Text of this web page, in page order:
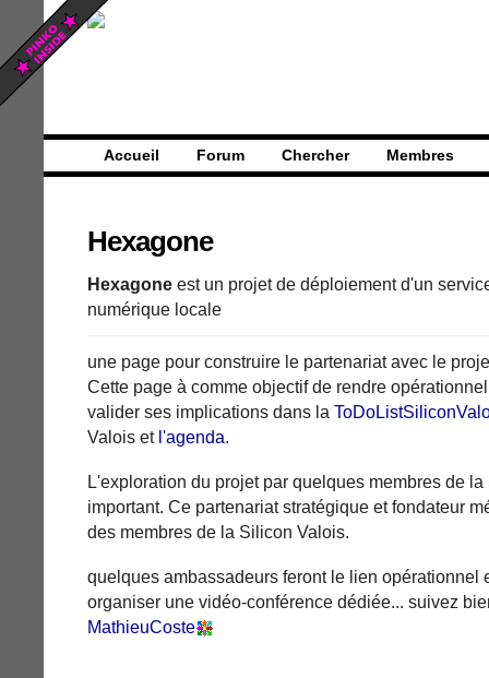
Accueil Forum Chercher Membres
Hexagone
Hexagone est un projet de déploiement d'un
numérique locale
une page pour construire le partenariat avec le
Cette page à comme objectif de rendre
valider ses implications dans la
Valois et l'agenda.
L'exploration du projet par quelques membres de
important. Ce partenariat stratégique et fondateur
des membres de la Silicon Valois.
quelques ambassadeurs feront le lien opérationnel
organiser une vidéo-conférence dédiée... suivez
MathieuCoste